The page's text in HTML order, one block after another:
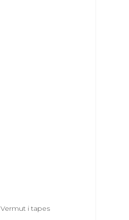
Vermut i tapes